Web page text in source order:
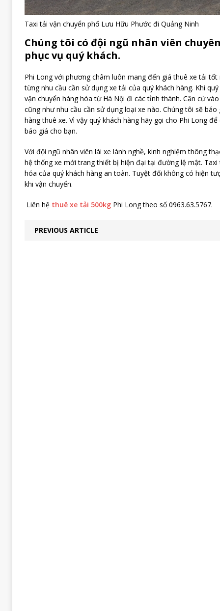
Taxi tải vận chuyển phố Lưu Hữu Phước đi Quảng Ninh
Chúng tôi có đội ngũ nhân viên
phục vụ quý khách.
Phi Long với phương châm luôn mang đến giá thuê xe tải
từng nhu cầu cần sử dụng xe tải của quý khách hàng. Khi
vận chuyển hàng hóa từ Hà Nội đi các tỉnh thành. Căn cứ
cũng như nhu cầu cần sử dụng loại xe nào. Chúng tôi sẽ
hàng thuê xe. Vì vậy quý khách hàng hãy gọi cho Phi Long
báo giá cho bạn.
Với đội ngũ nhân viên lái xe lành nghề, kinh nghiệm thông
hệ thống xe mới trang thiết bị hiện đại tại đường lệ mật.
hóa của quý khách hàng an toàn. Tuyệt đối không có hiện
khi vận chuyển.
Liên hệ thuê xe tải 500kgPhi Long theo số 0963.63.5767.
PREVIOUS ARTICLE